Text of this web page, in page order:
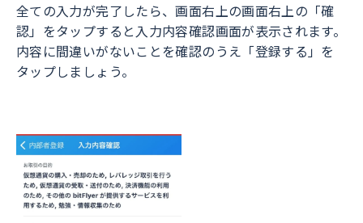
全ての入力が完了したら、画面右上の画面右上の「確
認」をタップすると入力内容確認画面が表示されます。
内容に間違いがないことを確認のうえ「登録する」を
タップしましょう。